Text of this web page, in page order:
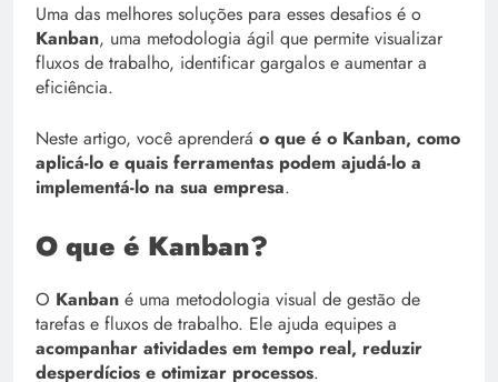
Uma das melhores soluções para esses desafios é o
Kanban, uma metodologia ágil que permite visualizar
fluxos de trabalho, identificar gargalos e aumentar a
eficiência.
Neste artigo, você aprenderá o que é o Kanban, como
aplicá-lo e quais ferramentas podem ajudá-lo a
implementá-lo na sua empresa.
O que é Kanban?
O Kanban é uma metodologia visual de gestão de
tarefas e fluxos de trabalho. Ele ajuda equipes a
acompanhar atividades em tempo real, reduzir
desperdícios e otimizar processos.